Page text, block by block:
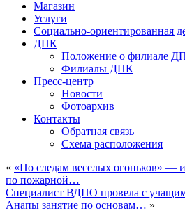
Магазин
Услуги
Социально-ориентированная
ДПК
Положение о филиале
Филиалы ДПК
Пресс-центр
Новости
Фотоархив
Контакты
Обратная связь
Схема расположения
« «По следам веселых огоньков» —
по пожарной…
Специалист ВДПО провела с
Анапы занятие по основам… »